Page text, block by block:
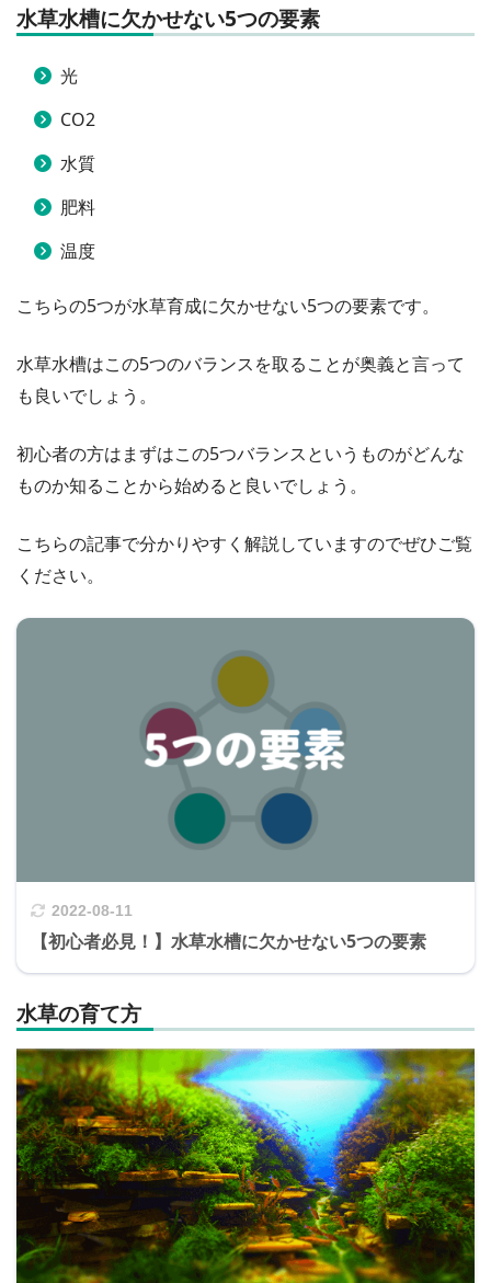
水草水槽に欠かせない5つの要素
光
CO2
水質
肥料
温度
こちらの5つが水草育成に欠かせない5つの要素です。
水草水槽はこの5つのバランスを取ることが奥義と言って
も良いでしょう。
初心者の方はまずはこの5つバランスというものがどんな
ものか知ることから始めると良いでしょう。
こちらの記事で分かりやすく解説していますのでぜひご覧
ください。
2022-08-11
【初心者必見！】水草水槽に欠かせない5つの要素
水草の育て方